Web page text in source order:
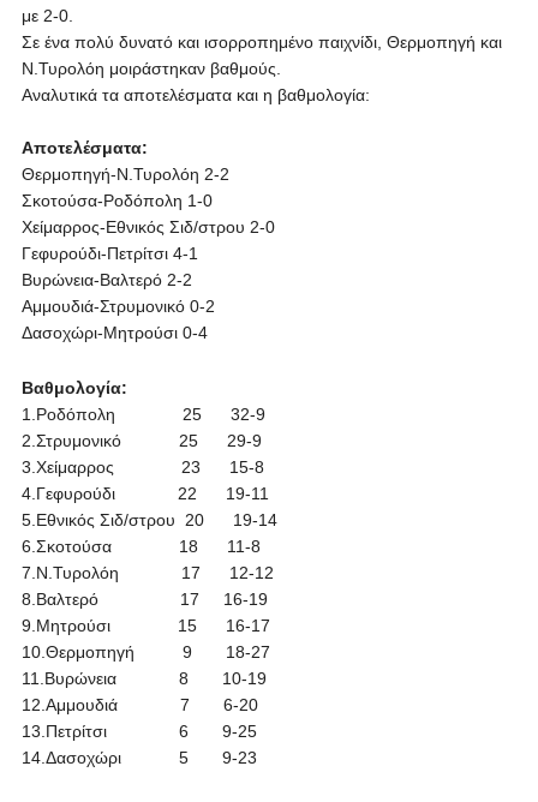
με 2-0.
Σε ένα πολύ δυνατό και ισορροπημένο παιχνίδι, Θερμοπηγή και
Ν.Τυρολόη μοιράστηκαν βαθμούς.
Αναλυτικά τα αποτελέσματα και η βαθμολογία:
Αποτελέσματα:
Θερμοπηγή-Ν.Τυρολόη 2-2
Σκοτούσα-Ροδόπολη 1-0
Χείμαρρος-Εθνικός Σιδ/στρου 2-0
Γεφυρούδι-Πετρίτσι 4-1
Βυρώνεια-Βαλτερό 2-2
Αμμουδιά-Στρυμονικό 0-2
Δασοχώρι-Μητρούσι 0-4
Βαθμολογία:
1.Ροδόπολη 25 32-9
2.Στρυμονικό 25 29-9
3.Χείμαρρος 23 15-8
4.Γεφυρούδι 22 19-11
5.Εθνικός Σιδ/στρου 20 19-14
6.Σκοτούσα 18 11-8
7.Ν.Τυρολόη 17 12-12
8.Βαλτερό 17 16-19
9.Μητρούσι 15 16-17
10.Θερμοπηγή 9 18-27
11.Βυρώνεια 8 10-19
12.Αμμουδιά 7 6-20
13.Πετρίτσι 6 9-25
14.Δασοχώρι 5 9-23